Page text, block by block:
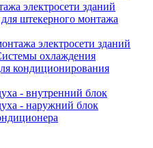
электросети зданий
штекерного монтажа
электросети зданий
охлаждения
кондиционирования
- внутренний блок
- наружний блок